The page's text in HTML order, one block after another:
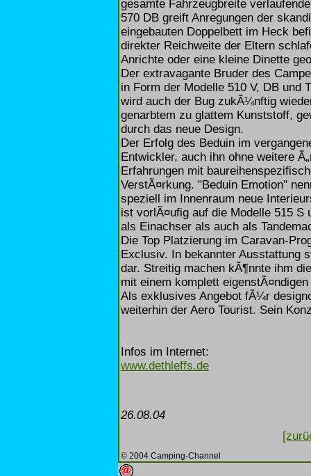
gesamte Fahrzeugbreite
570 DB greift Anregungen der
eingebauten Doppelbett im Heck
direkter Reichweite der Eltern
Anrichte oder eine kleine Dinette
Der extravagante Bruder des
in Form der Modelle 510 V, DB und
wird auch der Bug zukÃ¼nftig
genarbtem zu glattem Kunststoff,
durch das neue Design.
Der Erfolg des Beduin im
Entwickler, auch ihn ohne weitere
Erfahrungen mit
VerstÃ¤rkung. "Beduin Emotion"
speziell im Innenraum neue
ist vorlÃ¤ufig auf die Modelle 515 S
als Einachser als auch als
Die Top Platzierung im Caravan-
Exclusiv. In bekannter Ausstattung
dar. Streitig machen kÃ¶nnte ihm
mit einem komplett
Als exklusives Angebot fÃ¼r
weiterhin der Aero Tourist. Sein
Infos im Internet:
www.dethleffs.de
26.08.04
© 2004 Camping-Channel